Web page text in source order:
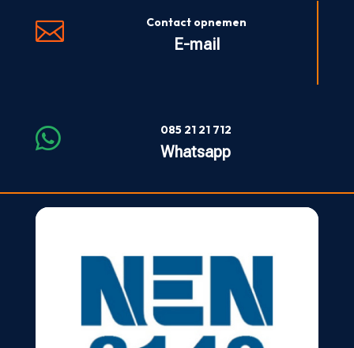
 Contact opnemen
E-mail
 085 21 21 712
Whatsapp